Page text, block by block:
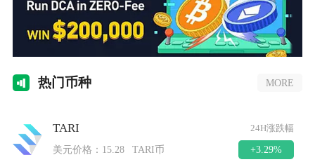
热门币种 MORE
TARI 24H涨跌幅
美元价格： 15.28 TARI币 +3.29%